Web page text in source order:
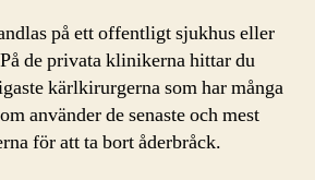
på ett offentligt sjukhus eller
de privata klinikerna hittar du
kärlkirurgerna som har många
använder de senaste och mest
för att ta bort åderbråck.